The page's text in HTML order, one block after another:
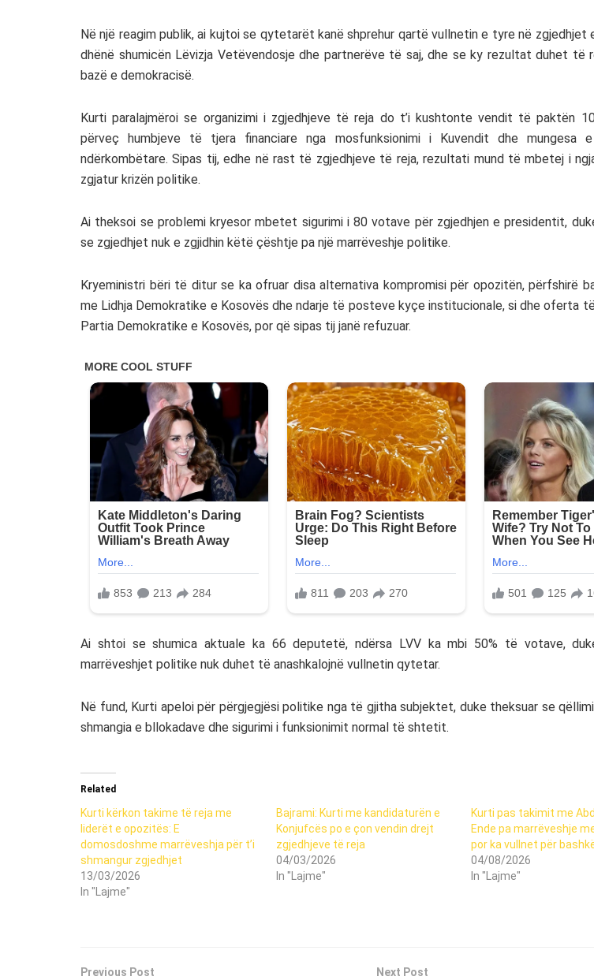
Në një reagim publik, ai kujtoi se qytetarët kanë shprehur qartë vullnetin e tyre në zgjedhjet
dhënë shumicën Lëvizja Vetëvendosje dhe partnerëve të saj, dhe se ky rezultat duhet të
bazë e demokracisë.
Kurti paralajmëroi se organizimi i zgjedhjeve të reja do t’i kushtonte vendit të paktën
përveç humbjeve të tjera financiare nga mosfunksionimi i Kuvendit dhe mungesa
ndërkombëtare. Sipas tij, edhe në rast të zgjedhjeve të reja, rezultati mund të mbetej i
zgjatur krizën politike.
Ai theksoi se problemi kryesor mbetet sigurimi i 80 votave për zgjedhjen e presidentit,
se zgjedhjet nuk e zgjidhin këtë çështje pa një marrëveshje politike.
Kryeministri bëri të ditur se ka ofruar disa alternativa kompromisi për opozitën, përfshirë
me Lidhja Demokratike e Kosovës dhe ndarje të posteve kyçe institucionale, si dhe oferta
Partia Demokratike e Kosovës, por që sipas tij janë refuzuar.
Ai shtoi se shumica aktuale ka 66 deputetë, ndërsa LVV ka mbi 50% të votave,
marrëveshjet politike nuk duhet të anashkalojnë vullnetin qytetar.
Në fund, Kurti apeloi për përgjegjësi politike nga të gjitha subjektet, duke theksuar se
shmangia e bllokadave dhe sigurimi i funksionimit normal të shtetit.
Related
Kurti kërkon takime të reja me
liderët e opozitës: E
domosdoshme marrëveshja për t’i
shmangur zgjedhjet
13/03/2026
In "Lajme"
Bajrami: Kurti me kandidaturën e
Konjufcës po e çon vendin drejt
zgjedhjeve të reja
04/03/2026
In "Lajme"
Kurti pas takimit me
Ende pa marrëveshje
por ka vullnet për
04/08/2026
In "Lajme"
Previous Post Next Post